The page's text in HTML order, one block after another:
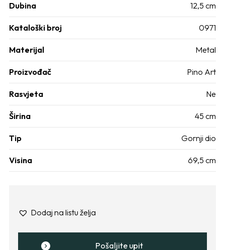
Dubina 12,5 cm
Kataloški broj 0971
Materijal Metal
Proizvođač Pino Art
Rasvjeta Ne
Širina 45 cm
Tip Gornji dio
Visina 69,5 cm
Dodaj na listu želja
Pošaljite upit